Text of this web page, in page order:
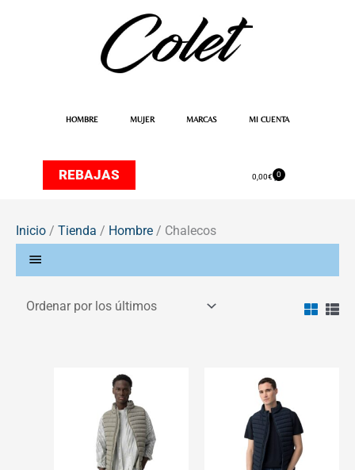
HOMBRE MUJER MARCAS MI CUENTA
REBAJAS 0,00€ 0
Carrito
Inicio / Tienda / Hombre / Chalecos